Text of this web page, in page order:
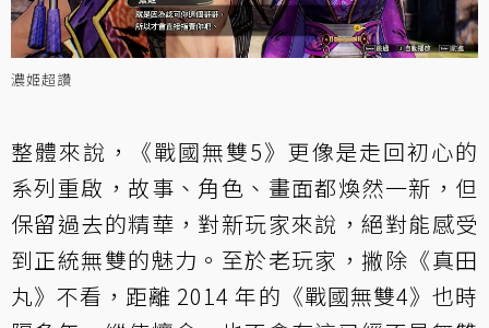
濃姬超讚
整體來說，《戰國無雙5》更像是走回初心的
系列重啟，故事、角色、畫面都煥然一新，但
保留過去的精華，對新玩家來說，絕對能感受
到正統無雙的魅力。至於老玩家，撇除《真田
丸》不看，距離 2014 年的《戰國無雙4》也時